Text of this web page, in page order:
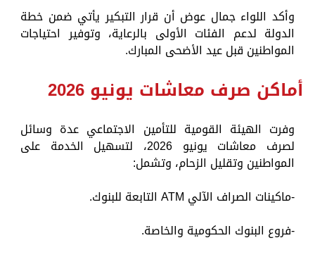
وأكد اللواء جمال عوض أن قرار التبكير يأتي ضمن خطة
الدولة لدعم الفئات الأولى بالرعاية، وتوفير احتياجات
المواطنين قبل عيد الأضحى المبارك.
أماكن صرف معاشات يونيو 2026
وفرت الهيئة القومية للتأمين الاجتماعي عدة وسائل
لصرف معاشات يونيو 2026، لتسهيل الخدمة على
المواطنين وتقليل الزحام، وتشمل:
-ماكينات الصراف الآلي ATM التابعة للبنوك.
-فروع البنوك الحكومية والخاصة.